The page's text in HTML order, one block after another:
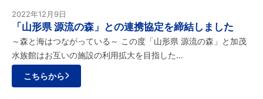
2022年12月9日
「山形県 源流の森」との連携協定を締結しました
～森と海はつながっている～ この度「山形県 源流の森」と加茂
水族館はお互いの施設の利用拡大を目指した…
こちらから